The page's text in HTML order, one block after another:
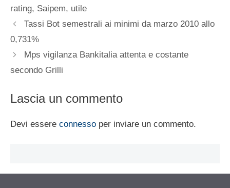
rating, Saipem, utile
Tassi Bot semestrali ai minimi da marzo 2010 allo
0,731%
Mps vigilanza Bankitalia attenta e costante
secondo Grilli
Lascia un commento
Devi essere connesso per inviare un commento.